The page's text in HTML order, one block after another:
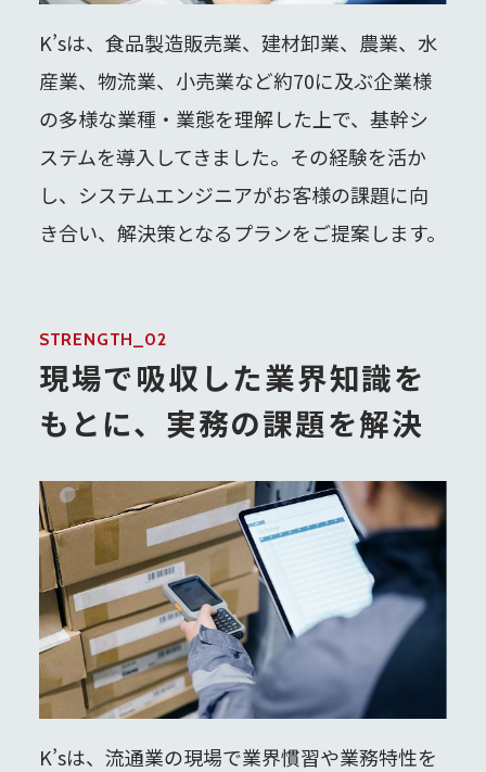
K’sは、食品製造販売業、建材卸業、農業、水
産業、物流業、小売業など約70に及ぶ企業様
の多様な業種・業態を理解した上で、基幹シ
ステムを導入してきました。その経験を活か
し、システムエンジニアがお客様の課題に向
き合い、解決策となるプランをご提案します。
STRENGTH_02
現場で吸収した業界知識を
もとに、実務の課題を解決
K’sは、流通業の現場で業界慣習や業務特性を